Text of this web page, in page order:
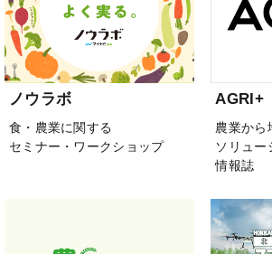
ノウラボ
食・農業に関する
セミナー・ワークショップ
AGRI+
農業から
ソリュー
情報誌